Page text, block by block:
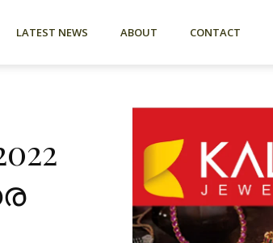
LATEST NEWS ABOUT CONTACT